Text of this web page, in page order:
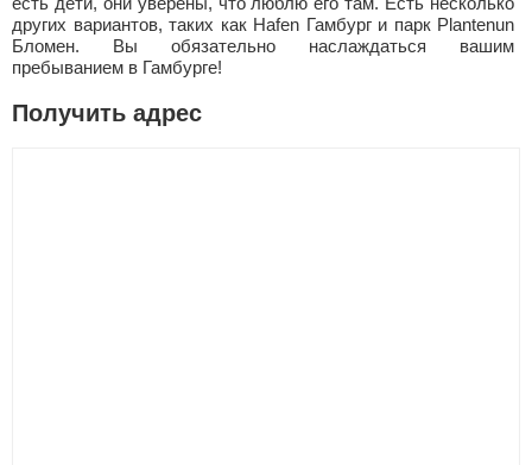
других вариантов, таких как Hafen Гамбург и парк Plantenun
Бломен. Вы обязательно наслаждаться вашим
пребыванием в Гамбурге!
Получить адрес